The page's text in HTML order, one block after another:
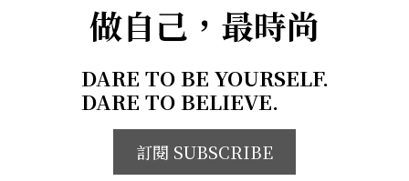
做自己，最時尚
DARE TO BE YOURSELF.
DARE TO BELIEVE.
訂閱 SUBSCRIBE